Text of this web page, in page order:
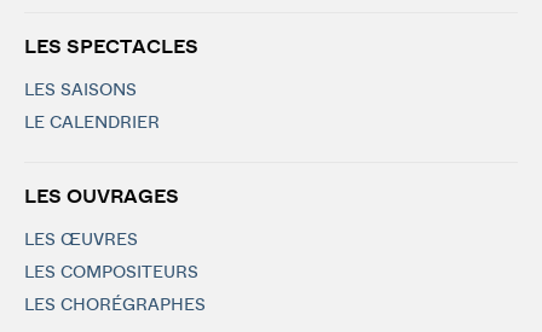
LES SPECTACLES
LES SAISONS
LE CALENDRIER
LES OUVRAGES
LES ŒUVRES
LES COMPOSITEURS
LES CHORÉGRAPHES